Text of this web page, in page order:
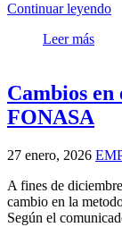
Continuar leyendo
Leer más
Cambios
FONASA
27 enero, 2026
A fines de
cambio en la
Según el